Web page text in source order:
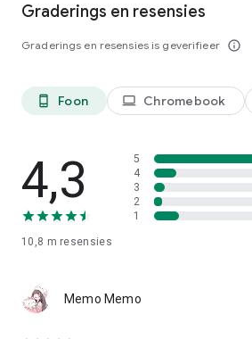
Graderings en resensies
Graderings en resensies is geverifieer info_outline
phone_android Foon laptop Chromebook
4,3
10,8 m resensies
5
4
3
2
1
Memo Memo